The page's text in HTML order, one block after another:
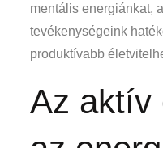
mentális energiánkat,
tevékenységeink
produktívabb
Az aktív